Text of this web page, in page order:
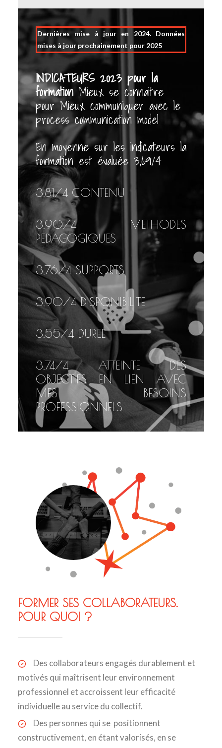
Dernières mise à jour en 2024. Données
mises à jour prochainement pour 2025
INDICATEURS 2023 pour la
formationMieux se connaitre
pour Mieux communiquer avec le
process communication model
En moyenne sur les indicateurs la
formation est évaluée 3,69/4
3,81/4 CONTENU
3,90/4 METHODES
PEDAGOGIQUES
3,76/4 SUPPORTS
3,90/4 DISPONIBILITE
3,55/4 DUREE
3,74/4 ATTEINTE DES
OBJECTIFS EN LIEN AVEC
MES BESOINS
PROFESSIONNELS
FORMER SES COLLABORATEURS.
POUR QUOI ?
Des collaborateurs engagés durablement et
motivés qui maîtrisent leur environnement
professionnel et accroissent leur efficacité
individuelle au service du collectif.
Des personnes qui se positionnent
constructivement, en étant valorisés, en se